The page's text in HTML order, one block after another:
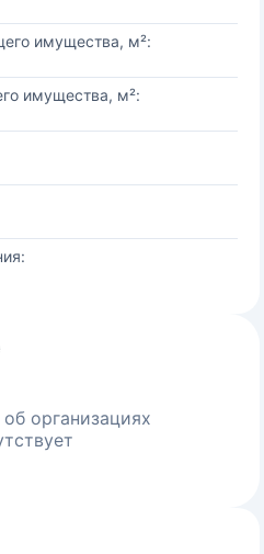
имущества, м²:
имущества, м²:
организациях